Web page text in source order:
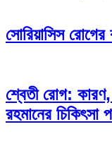
সোরিয়াসিস
শ্বেতী রোগ:
রহমানের চিকিৎসা